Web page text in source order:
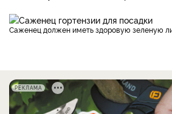
Саженец должен иметь здоровую зеленую
РЕКЛАМА